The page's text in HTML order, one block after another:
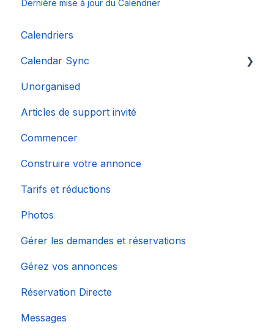
Dernière mise à jour du Calendrier
Calendriers
Calendar Sync
Importation de calendriers populaires
Unorganised
Articles de support invité
Commencer
Construire votre annonce
Tarifs et réductions
Photos
Gérer les demandes et réservations
Gérez vos annonces
Réservation Directe
Messages